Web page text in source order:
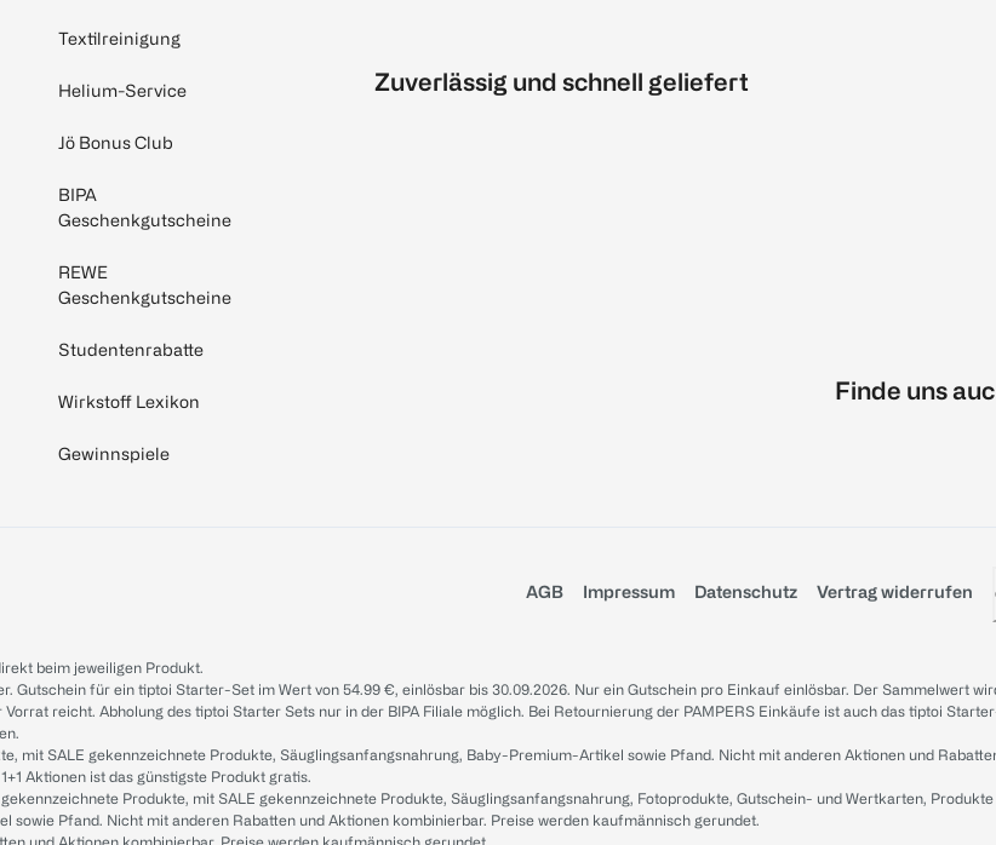
Textilreinigung
Helium-Service
Jö Bonus Club
BIPA
Geschenkgutscheine
REWE
Geschenkgutscheine
Studentenrabatte
Wirkstoff Lexikon
Gewinnspiele
Zuverlässig und schnell geliefert
Finde uns
AGB Impressum Datenschutz Vertrag widerrufen
beim jeweiligen Produkt.
Gutschein für ein tiptoi Starter-Set im Wert von 54.99 €, einlösbar bis 30.09.2026. Nur ein Gutschein pro Einkauf einlösbar. Der Sammelwert
reicht. Abholung des tiptoi Starter Sets nur in der BIPA Filiale möglich. Bei Retournierung der PAMPERS Einkäufe ist auch das tiptoi
mit SALE gekennzeichnete Produkte, Säuglingsanfangsnahrung, Baby-Premium-Artikel sowie Pfand. Nicht mit anderen Aktionen und
Aktionen ist das günstigste Produkt gratis.
Produkte, mit SALE gekennzeichnete Produkte, Säuglingsanfangsnahrung, Fotoprodukte, Gutschein- und Wertkarten,
sowie Pfand. Nicht mit anderen Rabatten und Aktionen kombinierbar. Preise werden kaufmännisch gerundet.
und Aktionen kombinierbar. Preise werden kaufmännisch gerundet.